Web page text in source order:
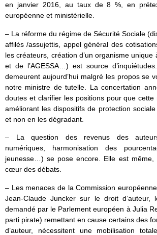
en janvier 2016, au taux de 8 %, en
européenne et ministérielle.
– La réforme du régime de Sécurité Sociale
affilés /assujettis, appel général des
les créateurs, création d’un organisme unique
et de l’AGESSA…) est source
demeurent aujourd’hui malgré les propos se
notre ministre de tutelle. La concertation
doutes et clarifier les positions pour que
améliorant les dispositifs de protection
et non en les dégradant.
– La question des revenus des
numériques, harmonisation des
jeunesse…) se pose encore. Elle est même,
cœur des débats.
– Les menaces de la Commission
Jean-Claude Juncker sur le droit d’auteur,
demandé par le Parlement européen à Julia
parti pirate) remettant en cause certains des
d’auteur, nécessitent une mobilisation